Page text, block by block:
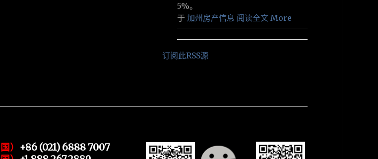
5%。
于 加州房产信息 阅读全文 More
订阅此RSS源
） +86 (021) 6888 7007